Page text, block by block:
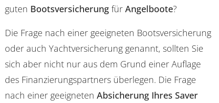
guten Bootsversicherung für Angelboote?
Die Frage nach einer geeigneten Bootsversicherung
oder auch Yachtversicherung genannt, sollten Sie
sich aber nicht nur aus dem Grund einer Auflage
des Finanzierungspartners überlegen. Die Frage
nach einer geeigneten Absicherung Ihres Saver